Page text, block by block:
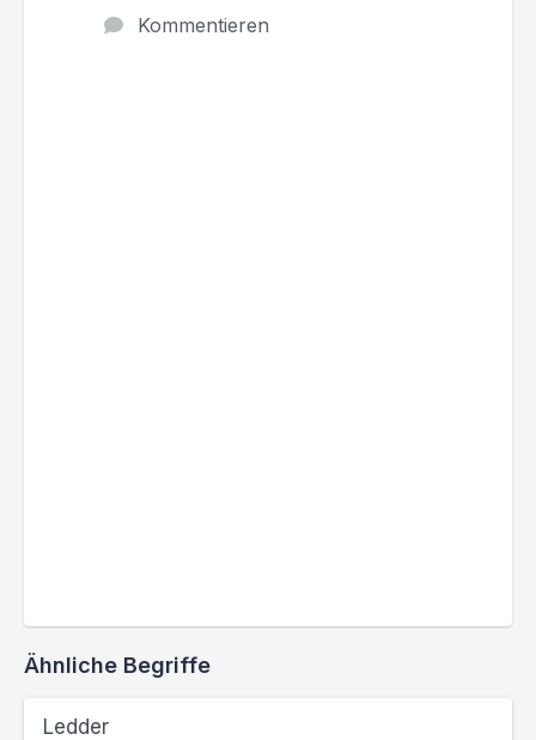
Kommentieren
Ähnliche Begriffe
Ledder